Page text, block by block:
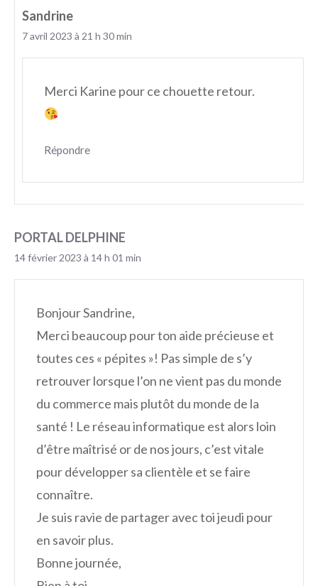
Sandrine
7 avril 2023 à 21 h 30 min
Merci Karine pour ce chouette retour.
Répondre
PORTAL DELPHINE
14 février 2023 à 14 h 01 min
Bonjour Sandrine,
Merci beaucoup pour ton aide précieuse et
toutes ces « pépites »! Pas simple de s’y
retrouver lorsque l’on ne vient pas du monde
du commerce mais plutôt du monde de la
santé ! Le réseau informatique est alors loin
d’être maîtrisé or de nos jours, c’est vitale
pour développer sa clientèle et se faire
connaître.
Je suis ravie de partager avec toi jeudi pour
en savoir plus.
Bonne journée,